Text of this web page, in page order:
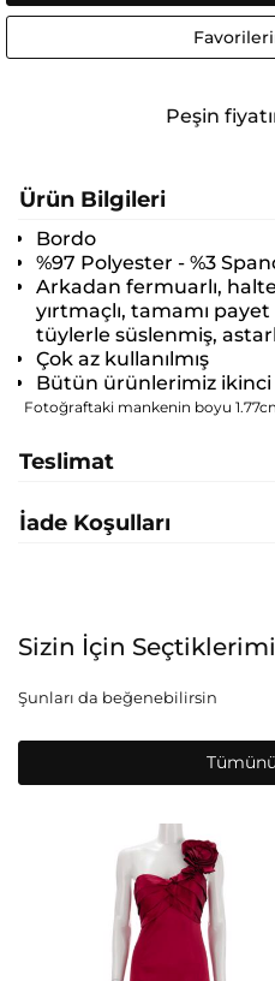
Peşin
Ürün Bilgileri
Bordo
%97 Polyester - %3
Arkadan fermuarlı,
yırtmaçlı, tamamı payet
tüylerle süslenmiş,
Çok az kullanılmış
Bütün ürünlerimiz ikinci
Fotoğraftaki mankenin boyu
Teslimat
İade Koşulları
Sizin İçin
Şunları da beğenebilirsin